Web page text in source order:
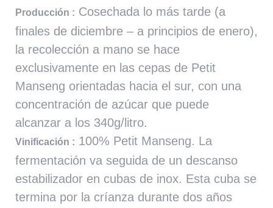
Producción : Cosechada lo más tarde (a
finales de diciembre – a principios de enero),
la recolección a mano se hace
exclusivamente en las cepas de Petit
Manseng orientadas hacia el sur, con una
concentración de azúcar que puede
alcanzar a los 340g/litro.
Vinificación : 100% Petit Manseng. La
fermentación va seguida de un descanso
estabilizador en cubas de inox. Esta cuba se
termina por la críanza durante dos años